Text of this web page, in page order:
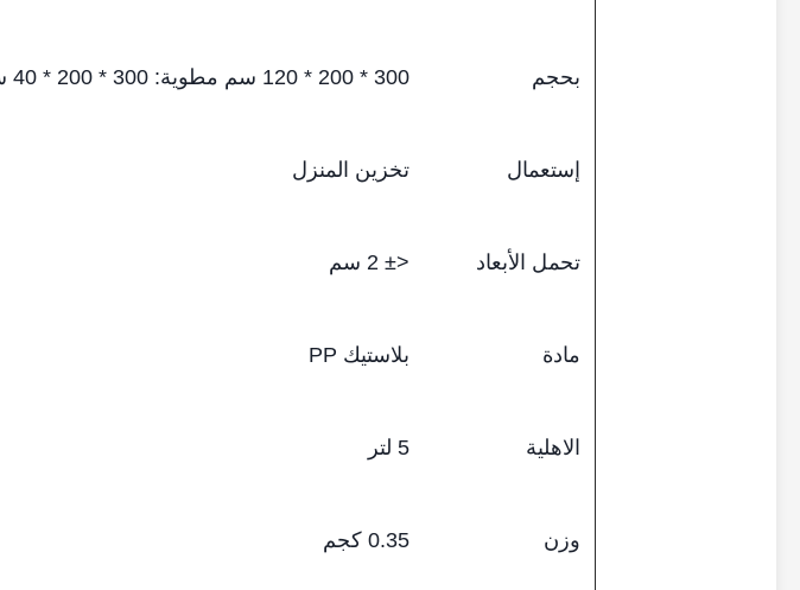
بحجم 300 * 200 * 120 سم مطوية: 300 * 200 * 40 سم
إستعمال تخزين المنزل
تحمل الأبعاد <± 2 سم
مادة بلاستيك PP
الاهلية 5 لتر
وزن 0.35 كجم